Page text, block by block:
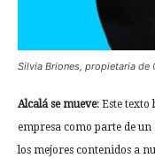
Silvia Briones, propietaria de
Alcalá se mueve: Este
empresa como parte de
los mejores contenidos a